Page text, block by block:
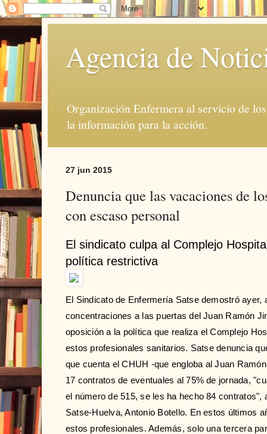
Agencia de
Organización Enfermera al servicio de
la información para la acción.
27 jun 2015
Denuncia que las vacaciones de
con escaso personal
El sindicato culpa al Complejo
política restrictiva
El Sindicato de Enfermería Satse demostró ayer,
concentraciones a las puertas del Juan Ramón
oposición a la política que realiza el Complejo
estos profesionales sanitarios. Satse denuncia
que cuenta el CHUH -que engloba al Juan
17 contratos de eventuales al 75% de jornada,
el número de 515, se les ha hecho 84 contratos",
Satse-Huelva, Antonio Botello. En estos últimos
estos profesionales. Además, solo una tercera